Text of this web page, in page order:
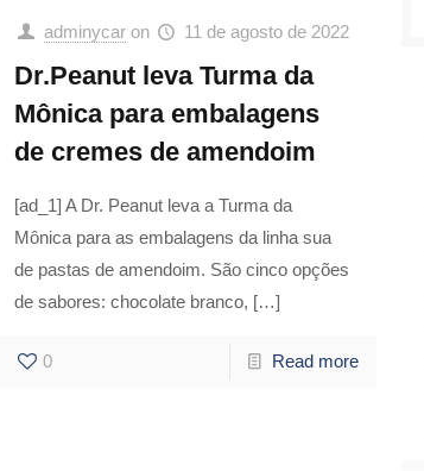
adminycar on 11 de agosto de 2022
Dr.Peanut leva Turma da
Mônica para embalagens
de cremes de amendoim
[ad_1] A Dr. Peanut leva a Turma da
Mônica para as embalagens da linha sua
de pastas de amendoim. São cinco opções
de sabores: chocolate branco, […]
0 Read more